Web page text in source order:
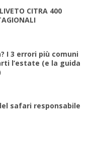
CITRA 400
I 3 errori più comuni
l’estate (e la guida
safari responsabile